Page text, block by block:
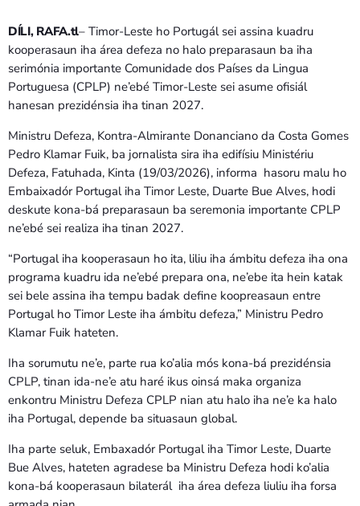
7:00 AM - 10:00 AM
DÍLI, RAFA.tl– Timor-Leste ho Portugál sei assina kuadru
kooperasaun iha área defeza no halo preparasaun ba iha
serimónia importante Comunidade dos Países da Lingua
Portuguesa (CPLP) ne’ebé Timor-Leste sei asume ofisiál
hanesan prezidénsia iha tinan 2027.
Ministru Defeza, Kontra-Almirante Donanciano da Costa Gomes
Pedro Klamar Fuik, ba jornalista sira iha edifísiu Ministériu
Defeza, Fatuhada, Kinta (19/03/2026), informa hasoru malu ho
Embaixadór Portugal iha Timor Leste, Duarte Bue Alves, hodi
deskute kona-bá preparasaun ba seremonia importante CPLP
ne’ebé sei realiza iha tinan 2027.
“Portugal iha kooperasaun ho ita, liliu iha ámbitu defeza iha ona
programa kuadru ida ne’ebé prepara ona, ne’ebe ita hein katak
sei bele assina iha tempu badak define koopreasaun entre
Portugal ho Timor Leste iha ámbitu defeza,” Ministru Pedro
Klamar Fuik hateten.
Iha sorumutu ne’e, parte rua ko’alia mós kona-bá prezidénsia
CPLP, tinan ida-ne’e atu haré ikus oinsá maka organiza
enkontru Ministru Defeza CPLP nian atu halo iha ne’e ka halo
iha Portugal, depende ba situasaun global.
Iha parte seluk, Embaxadór Portugal iha Timor Leste, Duarte
Bue Alves, hateten agradese ba Ministru Defeza hodi ko’alia
kona-bá kooperasaun bilaterál iha área defeza liuliu iha forsa